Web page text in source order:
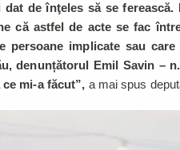
de înţeles să se ferească.
că astfel de acte se fac
persoane implicate sau
denunțătorul Emil Savin –
mi-a făcut”, a mai spus